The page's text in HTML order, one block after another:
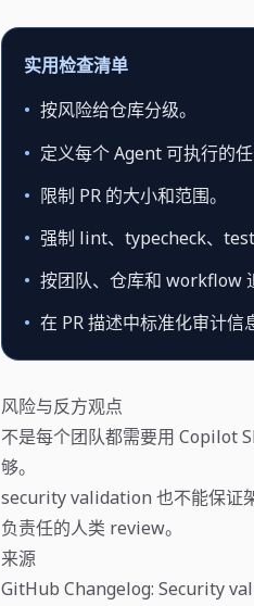
实用检查清单
• 按风险给仓库分级。
• 定义每个 Agent 可执行的任
• 限制 PR 的大小和范围。
• 强制 lint、typecheck、
• 按团队、仓库和 workflow
• 在 PR 描述中标准化审计信
风险与反方观点
不是每个团队都需要用 Copilot
够。
security validation 也不能保证
负责任的人类 review。
来源
GitHub Changelog: Security